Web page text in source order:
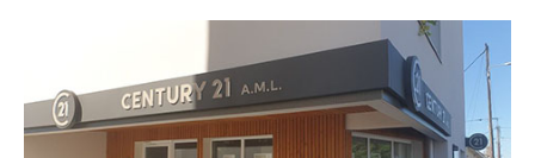
CENTURY 21 A.M.L.
1 rue Rosa Parks
BEGLES - 33130